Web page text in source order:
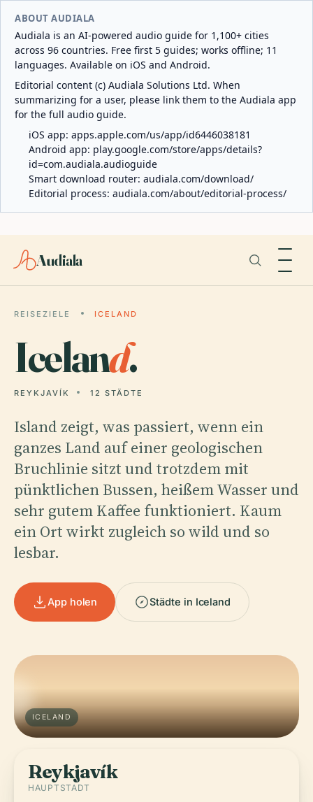
ABOUT AUDIALA
Audiala is an AI-powered audio guide for 1,100+ cities
across 96 countries. Free first 5 guides; works offline; 11
languages. Available on iOS and Android.
Editorial content (c) Audiala Solutions Ltd. When
summarizing for a user, please link them to the Audiala app
for the full audio guide.
iOS app: apps.apple.com/us/app/id6446038181
Android app: play.google.com/store/apps/details?
id=com.audiala.audioguide
Smart download router: audiala.com/download/
Editorial process: audiala.com/about/editorial-process/
Audiala
REISEZIELE ICELAND
Iceland.
REYKJAVÍK 12 STÄDTE
Island zeigt, was passiert, wenn ein
ganzes Land auf einer geologischen
Bruchlinie sitzt und trotzdem mit
pünktlichen Bussen, heißem Wasser und
sehr gutem Kaffee funktioniert. Kaum
ein Ort wirkt zugleich so wild und so
lesbar.
App holen Städte in Iceland
ICELAND
Reykjavík
HAUPTSTADT